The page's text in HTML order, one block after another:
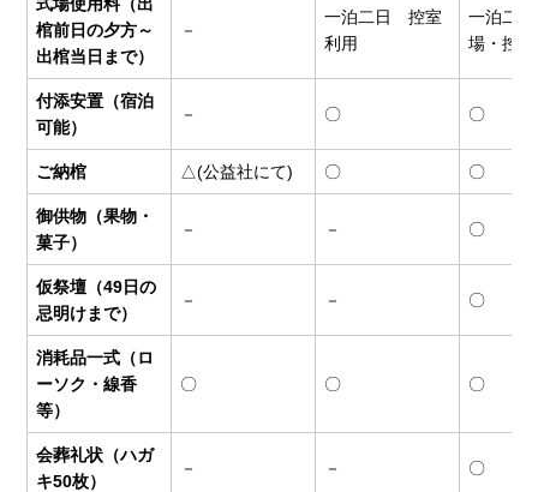
棺前日の夕方～
出棺当日まで）
－
一泊二日 控室
利用
一泊二
場・控
付添安置（宿泊
可能）
－ 〇 〇
ご納棺 △(公益社にて) 〇 〇
御供物（果物・
菓子）
－ － 〇
仮祭壇（49日の
忌明けまで）
－ － 〇
消耗品一式（ロ
ーソク・線香
等）
〇 〇 〇
会葬礼状（ハガ
キ50枚）
－ － 〇